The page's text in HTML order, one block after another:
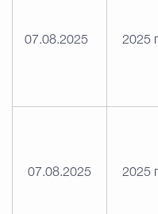
07.08.2025 2025
07.08.2025 2025